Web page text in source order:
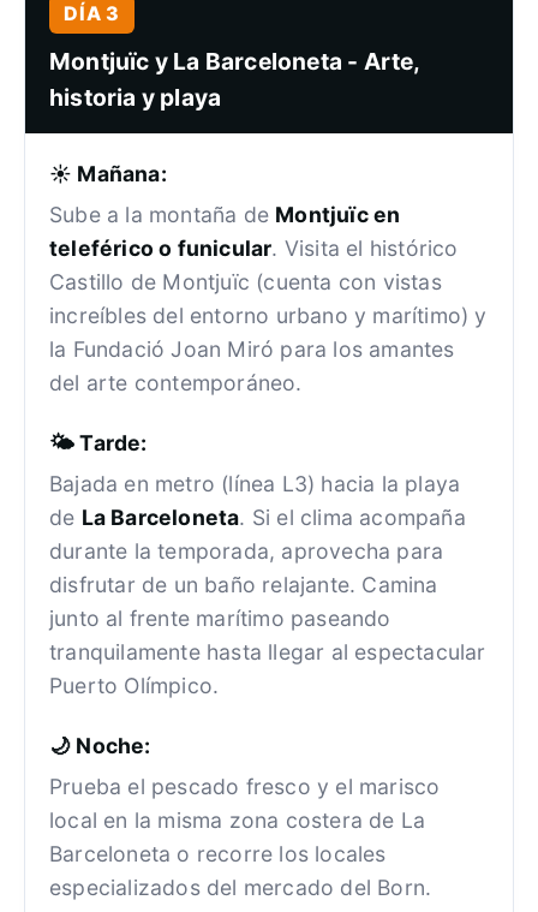
DÍA 3
Montjuïc y La Barceloneta - Arte,
historia y playa
☀️ Mañana:
Sube a la montaña de Montjuïc en
teleférico o funicular. Visita el histórico
Castillo de Montjuïc (cuenta con vistas
increíbles del entorno urbano y marítimo) y
la Fundació Joan Miró para los amantes
del arte contemporáneo.
🌤️ Tarde:
Bajada en metro (línea L3) hacia la playa
de La Barceloneta. Si el clima acompaña
durante la temporada, aprovecha para
disfrutar de un baño relajante. Camina
junto al frente marítimo paseando
tranquilamente hasta llegar al espectacular
Puerto Olímpico.
🌙 Noche:
Prueba el pescado fresco y el marisco
local en la misma zona costera de La
Barceloneta o recorre los locales
especializados del mercado del Born.